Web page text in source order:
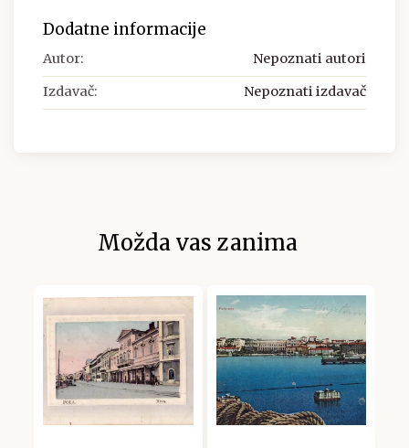
Dodatne informacije
Autor: Nepoznati autori
Izdavač: Nepoznati izdavač
Možda vas zanima